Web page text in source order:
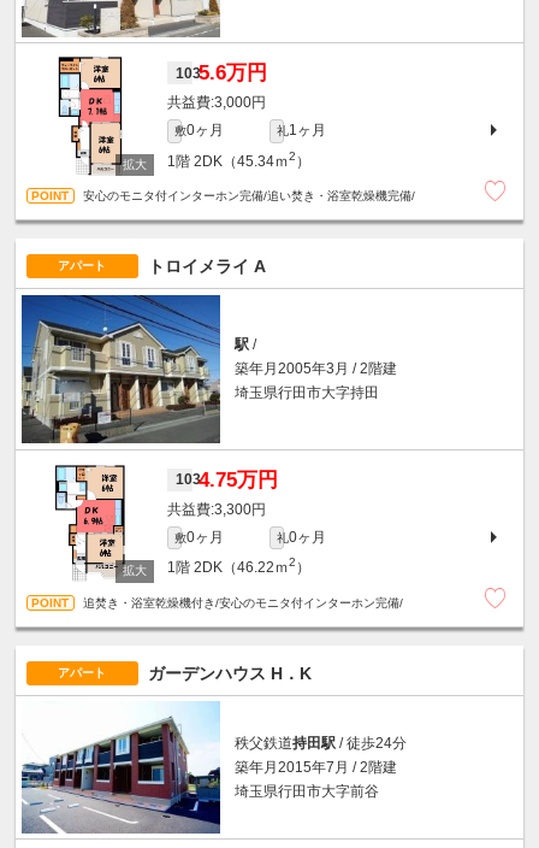
1035.6万円
3,000円
敷0ヶ月 礼1ヶ月
1階 2DK（45.34ｍ2 ）
安心のモニタ付インターホン完備/追い焚き・浴室乾燥機完備/
アパート トロイメライ A
駅 /
築年月2005年3月 / 2階建
埼玉県行田市大字持田
1034.75万円
3,300円
敷0ヶ月 礼0ヶ月
1階 2DK（46.22ｍ2 ）
追焚き・浴室乾燥機付き/安心のモニタ付インターホン完備/
アパート ガーデンハウス H．K
秩父鉄道持田駅 / 徒歩24分
築年月2015年7月 / 2階建
埼玉県行田市大字前谷